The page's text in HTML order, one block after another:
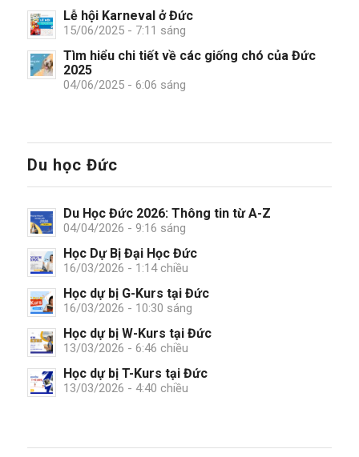
Lễ hội Karneval ở Đức
15/06/2025 - 7:11 sáng
Tìm hiểu chi tiết về các giống chó của Đức
2025
04/06/2025 - 6:06 sáng
Du học Đức
Du Học Đức 2026: Thông tin từ A-Z
04/04/2026 - 9:16 sáng
Học Dự Bị Đại Học Đức
16/03/2026 - 1:14 chiều
Học dự bị G-Kurs tại Đức
16/03/2026 - 10:30 sáng
Học dự bị W-Kurs tại Đức
13/03/2026 - 6:46 chiều
Học dự bị T-Kurs tại Đức
13/03/2026 - 4:40 chiều